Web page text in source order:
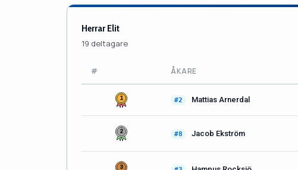
Herrar Elit
19 deltagare
# ÅKARE
#2 Mattias Arnerdal
#8 Jacob Ekström